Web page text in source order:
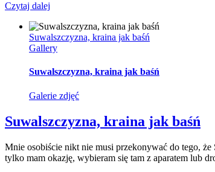
Czytaj dalej
Suwalszczyzna, kraina jak baśń
Gallery
Suwalszczyzna, kraina jak baśń
Galerie zdjęć
Suwalszczyzna, kraina jak baśń
Mnie osobiście nikt nie musi przekonywać do tego,
tylko mam okazję, wybieram się tam z aparatem lub